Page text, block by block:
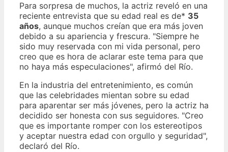
Para sorpresa de muchos, la actriz reveló en una
reciente entrevista que su edad real es de* 35
años, aunque muchos creían que era más joven
debido a su apariencia y frescura. "Siempre he
sido muy reservada con mi vida personal, pero
creo que es hora de aclarar este tema para que
no haya más especulaciones", afirmó del Río.
En la industria del entretenimiento, es común
que las celebridades mientan sobre su edad
para aparentar ser más jóvenes, pero la actriz ha
decidido ser honesta con sus seguidores. "Creo
que es importante romper con los estereotipos
y aceptar nuestra edad con orgullo y seguridad",
declaró del Río.